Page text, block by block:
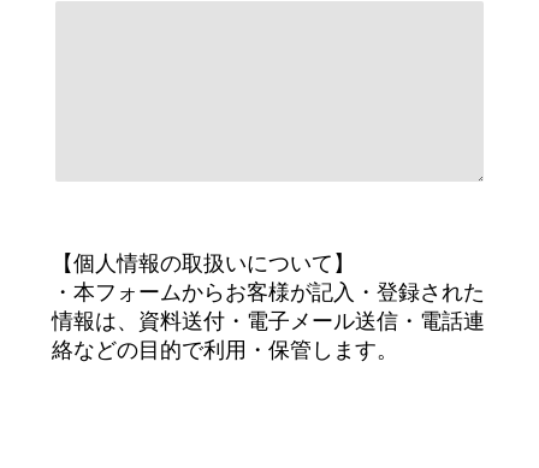
【個人情報の取扱いについて】
・本フォームからお客様が記入・登録された
情報は、資料送付・電子メール送信・電話連
絡などの目的で利用・保管します。